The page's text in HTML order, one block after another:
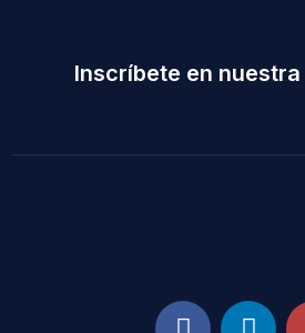
Inscríbete en